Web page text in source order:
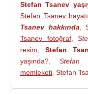
Stefan
devlet-iktidar
şeklinde
özgürlüğe karşı
çıkartır ve dalga
Stefan Tsanev,
evlidir. Irina
Stefan Tsanev
Stefan Tsanev hayatı
Tsanev hakkında ,
Tsanev fotoğraf,
resim
Stefan
yaşında? ,Stefan
memleketi Stefan